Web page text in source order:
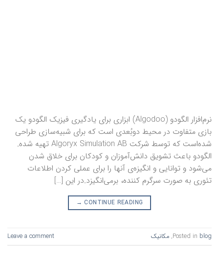
نرم‌افزار الگودو (Algodoo) ابزاری برای یادگیری فیزیک الگودو یک
بازی متفاوت در محیط دوبُعدی است که برای شبیه‌سازی طراحی
شده‌است که توسط شرکت Algoryx Simulation AB تهیه شده.
الگودو باعث تشویق دانش‌آموزان و کودکان برای خلاق شدن
می‌شود و توانایی و انگیزه‌ی آنها را برای عملی کردن اطلاعات
تئوری به صورت سرگرم کننده، برمی‌انگیزد.در این […]
CONTINUE READING
→
Posted in blog
, مکانیک Leave a comment